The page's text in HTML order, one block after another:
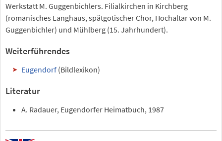
Werkstatt M. Guggenbichlers. Filialkirchen in Kirchberg
(romanisches Langhaus, spätgotischer Chor, Hochaltar von M.
Guggenbichler) und Mühlberg (15. Jahrhundert).
Weiterführendes
Eugendorf (Bildlexikon)
Literatur
A. Radauer, Eugendorfer Heimatbuch, 1987